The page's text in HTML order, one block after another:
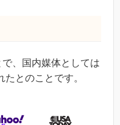
、国内媒体としては
とのことです。